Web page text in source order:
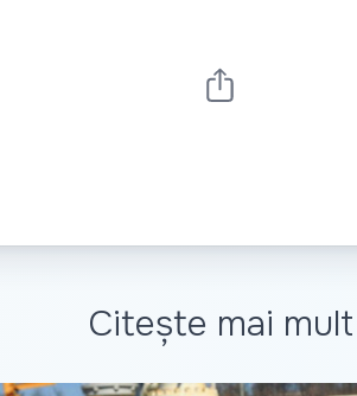
Citește mai mult